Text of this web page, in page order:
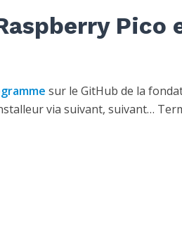
sur le GitHub de la
via suivant, suivant…